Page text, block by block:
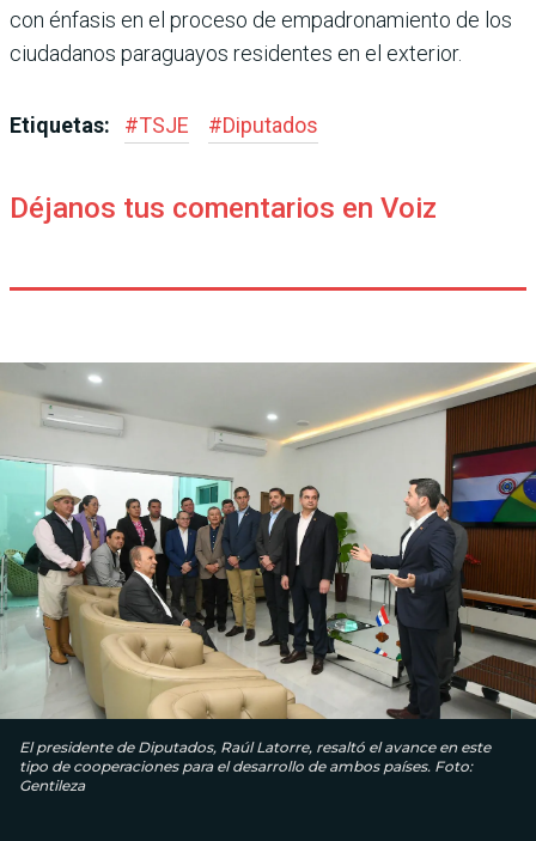
con énfasis en el proceso de empadronamiento de los
ciudadanos paraguayos residentes en el exterior.
Etiquetas: #TSJE #Diputados
Déjanos tus comentarios en Voiz
El presidente de Diputados, Raúl Latorre, resaltó el avance en este
tipo de cooperaciones para el desarrollo de ambos países. Foto:
Gentileza